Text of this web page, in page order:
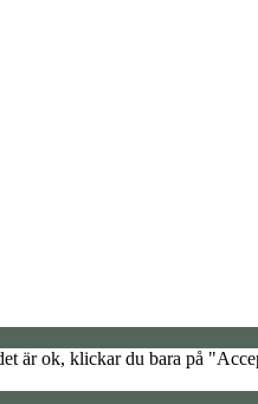
är ok, klickar du bara på